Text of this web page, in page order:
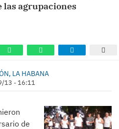
agrupaciones
LA HABANA
13 - 16:11
de